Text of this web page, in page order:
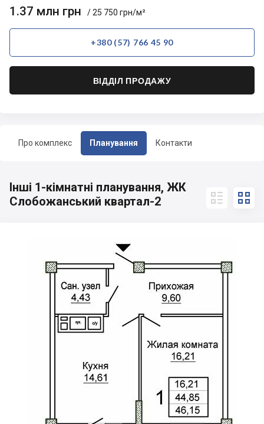
Про комплекс Планування Контакти
1.37 млн грн / 25 750 грн/м²
+380 (57) 766 45 90
ВІДДІЛ ПРОДАЖУ
Інші 1-кімнатні планування, ЖК
Слобожанський квартал-2
 